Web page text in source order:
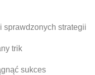
sprawdzonych strategii
trik
sukces